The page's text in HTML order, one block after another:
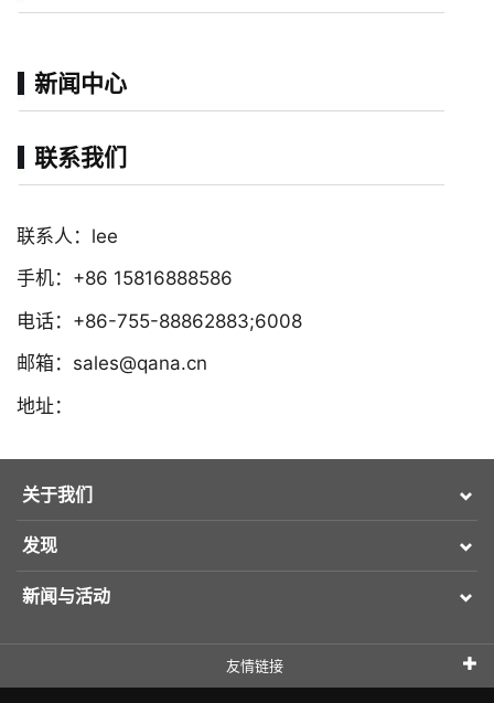
新闻中心
联系我们
联系人：lee
手机：+86 15816888586
电话：+86-755-88862883;6008
邮箱：sales@qana.cn
地址：
关于我们
发现
新闻与活动
友情链接